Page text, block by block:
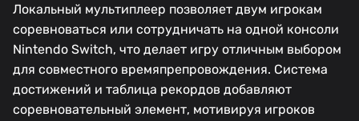
Локальный мультиплеер позволяет двум игрокам
соревноваться или сотрудничать на одной консоли
Nintendo Switch, что делает игру отличным выбором
для совместного времяпрепровождения. Система
достижений и таблица рекордов добавляют
соревновательный элемент, мотивируя игроков